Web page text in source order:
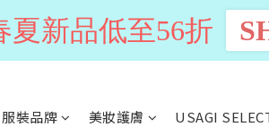
服裝品牌 美妝護膚 USAGI
夏新品低至56折